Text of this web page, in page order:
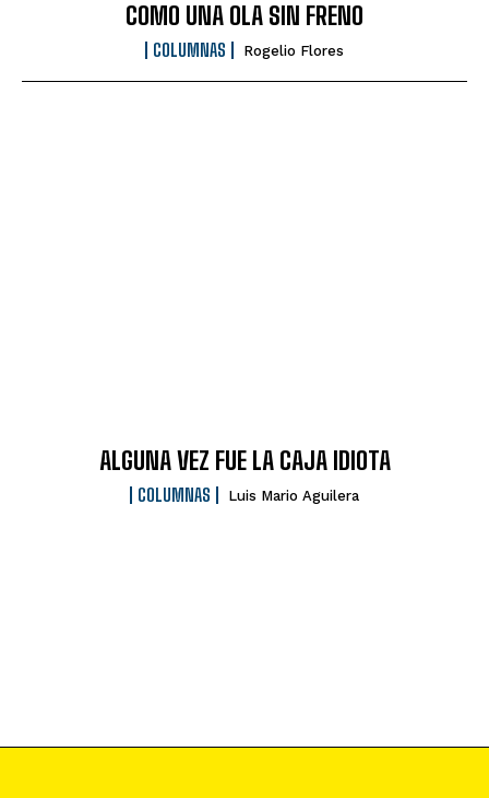
COMO UNA OLA SIN FRENO
COLUMNAS Rogelio Flores
ALGUNA VEZ FUE LA CAJA IDIOTA
COLUMNAS Luis Mario Aguilera